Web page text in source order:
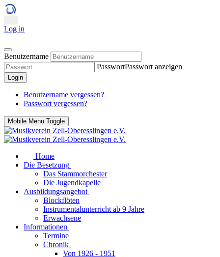
Log in
Benutzername
PasswortPasswort anzeigen
Login
Benutzername vergessen?
Passwort vergessen?
Mobile Menu Toggle
Home
Die Besetzung
Das Stammorchester
Die Jugendkapelle
Ausbildungsangebot
Blockflöten
Instrumentalunterricht ab 9 Jahre
Erwachsene
Informationen
Termine
Chronik
Von 1926 - 1951